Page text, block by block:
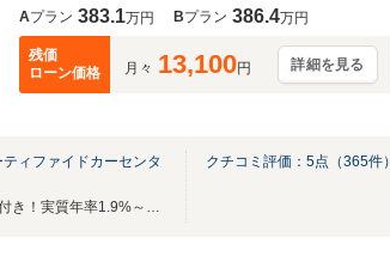
Aプラン 383.1万円 Bプラン 386.4万円
残価
ローン価格
月々 13,100円 詳細を見る
ィファイドカーセンタ
全国ご納車可能！最低2年保証付き！実質年率1.9%～（ローン）ご案内可能でございます!
クチコミ評価： 5点（365件）